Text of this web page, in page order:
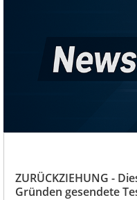
ZURÜCKZIEHUNG -
Gründen gesendete